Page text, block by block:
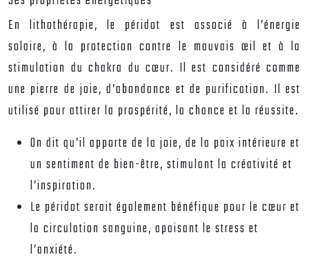
En lithothérapie, le péridot est associé à l’énergie
solaire, à la protection contre le mauvais œil et à la
stimulation du chakra du cœur. Il est considéré comme
une pierre de joie, d’abondance et de purification. Il est
utilisé pour attirer la prospérité, la chance et la réussite.
On dit qu’il apporte de la joie, de la paix intérieure et
un sentiment de bien-être, stimulant la créativité et
l’inspiration.
Le péridot serait également bénéfique pour le cœur et
la circulation sanguine, apaisant le stress et
l’anxiété.